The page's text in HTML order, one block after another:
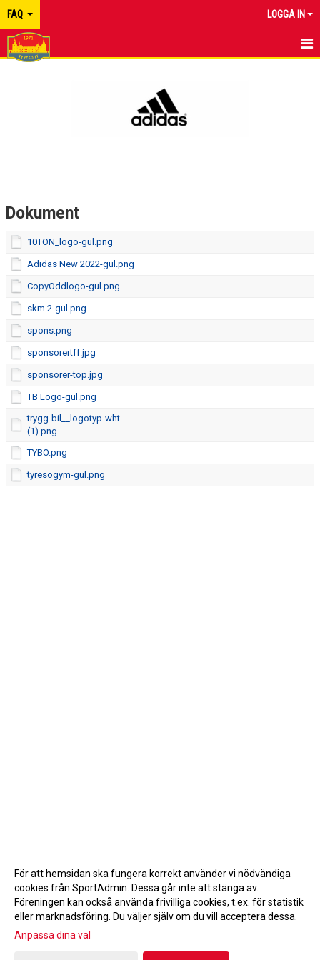
FAQ LOGGA IN
KONTAKT
Dokument
10TON_logo-gul.png
Adidas New 2022-gul.png
CopyOddlogo-gul.png
skm 2-gul.png
spons.png
sponsorertff.jpg
sponsorer-top.jpg
TB Logo-gul.png
trygg-bil__logotyp-wht
(1).png
TYBO.png
tyresogym-gul.png
Gå till Webbversion
För att hemsidan ska fungera korrekt använder vi nödvändiga
cookies från SportAdmin. Dessa går inte att stänga av.
Föreningen kan också använda frivilliga cookies, t.ex. för statistik
eller marknadsföring. Du väljer själv om du vill acceptera dessa.
Anpassa dina val